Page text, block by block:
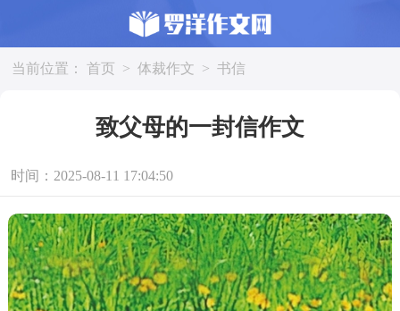
当前位置： 首页 > 体裁作文 > 书信
致父母的一封信作文
时间：2025-08-11 17:04:50